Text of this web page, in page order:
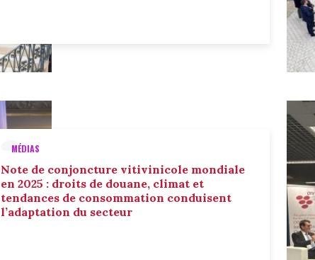
MÉDIAS
Note de conjoncture vitivinicole mondiale
en 2025 : droits de douane, climat et
tendances de consommation conduisent
l’adaptation du secteur